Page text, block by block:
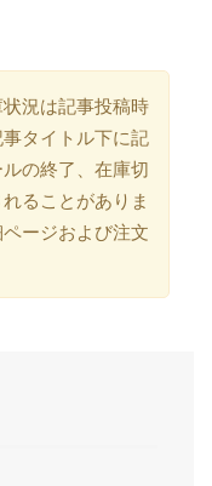
況は記事投稿時
タイトル下に記
の終了、在庫切
ることがありま
ージおよび注文